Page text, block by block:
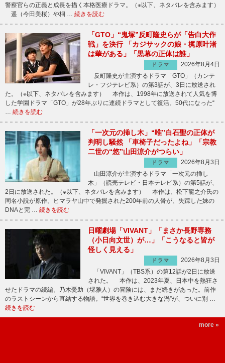
警察官らの正義と成長を描く本格医療ドラマ。（※以下、ネタバレを含みます）
遥（今田美桜）や桐 … 続きを読む
「GTO」“鬼塚”反町隆史らが「告白大作
戦」を決行 「カジサックの娘・梶原叶渚
は華がある」「黒幕の正体は誰」
ドラマ
2026年8月4日
反町隆史が主演するドラマ「GTO」（カンテ
レ・フジテレビ系）の第3話が、3日に放送され
た。（※以下、ネタバレを含みます） 本作は、1998年に放送されて人気を博
した学園ドラマ「GTO」が28年ぶりに連続ドラマとして復活。50代になった“
… 続きを読む
「一次元の挿し木」“唯”白石聖の正体が
判明し騒然 「車椅子だったよね」「宗教
二世の“悠”山田涼介がつらい」
ドラマ
2026年8月3日
山田涼介が主演するドラマ「一次元の挿し
木」（読売テレビ・日本テレビ系）の第5話が、
2日に放送された。（※以下、ネタバレを含みます） 本作は、松下龍之介氏の
同名小説が原作。ヒマラヤ山中で発掘された200年前の人骨が、失踪した妹の
DNAと完 … 続きを読む
日曜劇場「VIVANT」「まさか長野専務
（小日向文世）が…」「こうなると皆が
怪しく見える」
ドラマ
2026年8月3日
「VIVANT」（TBS系）の第12話が2日に放送
された。 本作は、2023年夏、日本中を熱狂さ
せたドラマの続編。乃木憂助（堺雅人）の冒険には、まだ続きがあった。前作
のラストシーンから直結する物語。“世界を巻き込む大きな渦”が、ついに別 …
続きを読む
more »